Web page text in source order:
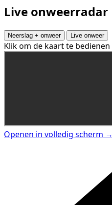
Live onweerradar
Neerslag + onweer Live onweer
Klik om de kaart te bedienen
Openen in volledig scherm →